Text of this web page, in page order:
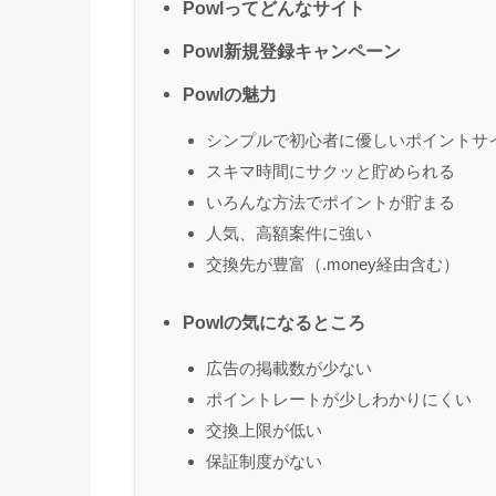
Powlってどんなサイト
Powl新規登録キャンペーン
Powlの魅力
シンプルで初心者に優しいポイントサ
スキマ時間にサクッと貯められる
いろんな方法でポイントが貯まる
人気、高額案件に強い
交換先が豊富（.money経由含む）
Powlの気になるところ
広告の掲載数が少ない
ポイントレートが少しわかりにくい
交換上限が低い
保証制度がない